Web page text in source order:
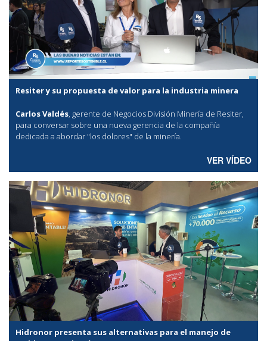
Resiter y su propuesta de valor para la industria minera
Carlos Valdés, gerente de Negocios División Minería de Resiter,
para conversar sobre una nueva gerencia de la compañía
dedicada a abordar "los dolores" de la minería.
VER VÍDEO
Hidronor presenta sus alternativas para el manejo de